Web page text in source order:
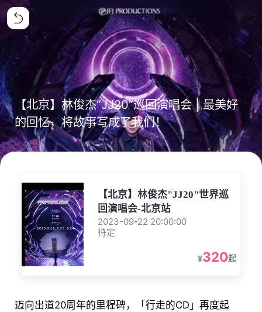
【北京】林俊杰“JJ20”巡回演唱会 | 最美好
的回忆，将故事写成了我们！
【北京】林俊杰"JJ20"世界巡
回演唱会-北京站
2023-09-22 20:00:00
待定
¥320起
迈向出道20周年的里程碑，「行走的CD」再度起